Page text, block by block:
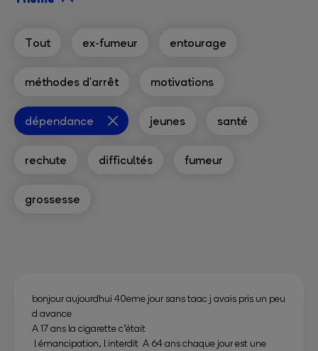
Tout ex-fumeur entourage
méthodes d'arrêt motivations
dépendance jeunes santé
rechute difficultés fumeur
grossesse
bonjour aujourdhui 40eme jour sans taac j avais pris un peu
d avance
A 17 ans la cigarette c’était
l émancipation, l interdit A 64 ans chaque jour est une